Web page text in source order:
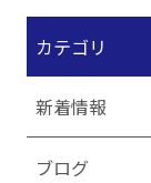
カテゴリ
新着情報
ブログ